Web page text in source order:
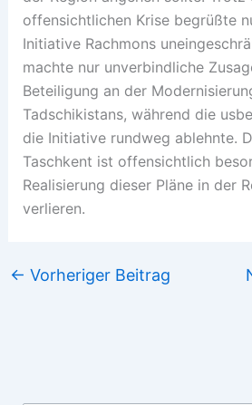
offensichtlichen Krise begrüßte
Initiative Rachmons
machte nur unverbindliche
Beteiligung an der
Tadschikistans, während die
die Initiative rundweg ablehnte.
Taschkent ist offensichtlich
Realisierung dieser Pläne in der
verlieren.
← Vorheriger Beitrag